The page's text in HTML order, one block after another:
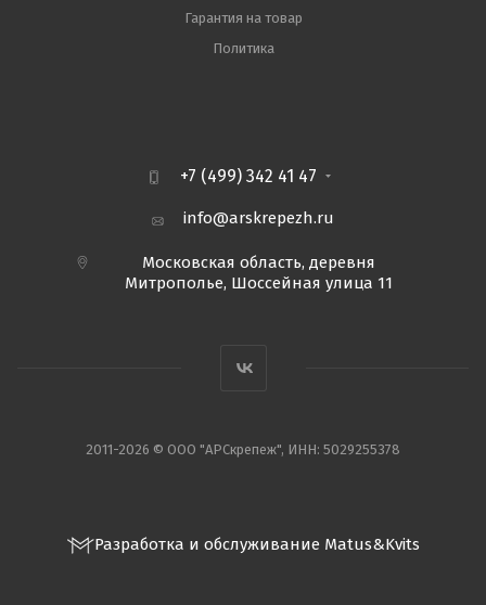
Гарантия на товар
Политика
+7 (499) 342 41 47
info@arskrepezh.ru
Московская область, деревня
Митрополье, Шоссейная улица 11
2011-2026 © ООО "АРСкрепеж", ИНН: 5029255378
Разработка и обслуживание Matus&Kvits